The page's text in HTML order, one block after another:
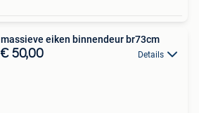
massieve eiken binnendeur br73cm
€ 50,00 Details